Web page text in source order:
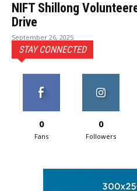
NIFT Shillong
Drive
September 26, 2025
STAY CONNECTED
0
Fans
0
Followers